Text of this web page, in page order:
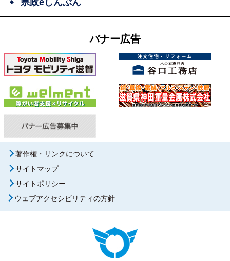
バナー広告
著作権・リンクについて
サイトマップ
サイトポリシー
ウェブアクセシビリティの方針